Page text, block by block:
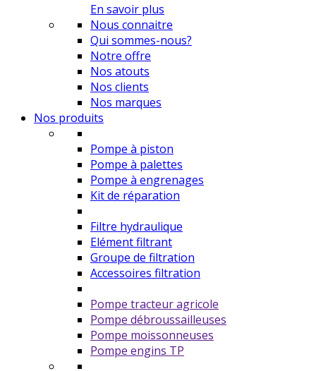
En savoir plus
Nous connaitre
Qui sommes-nous?
Notre offre
Nos atouts
Nos clients
Nos marques
Nos produits
Pompe à piston
Pompe à palettes
Pompe à engrenages
Kit de réparation
Filtre hydraulique
Elément filtrant
Groupe de filtration
Accessoires filtration
Pompe tracteur agricole
Pompe débroussailleuses
Pompe moissonneuses
Pompe engins TP